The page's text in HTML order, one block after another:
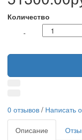
Количество
-
0 отзывов / Написать
Описание